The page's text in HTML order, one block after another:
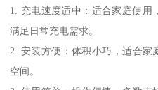
1. 充电速度适中：适合家庭使用
满足日常充电需求。
2. 安装方便：体积小巧，适合家
空间。